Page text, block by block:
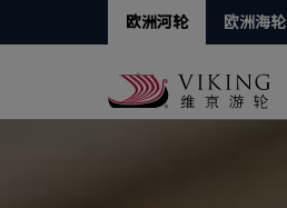
欧洲河轮 欧洲海轮